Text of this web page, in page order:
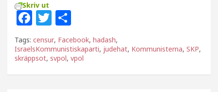
Skriv ut
F
a
c
e
b
T
w
itt
e
r
el
a
Tags: censur, Facebook, hadash,
IsraelsKommunistiskaparti, judehat, Kommunisterna, SKP,
skräppsot, svpol, vpol